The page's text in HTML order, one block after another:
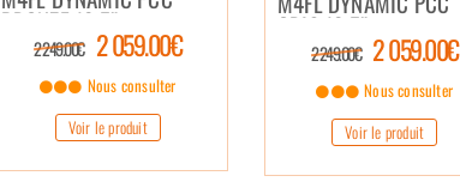
BRONZE 12,5″
2 249.00€ 2 059.00€
Nous consulter
Voir le produit
GRIS 12,5″
2 249.00€ 2 059.00€
Nous consulter
Voir le produit